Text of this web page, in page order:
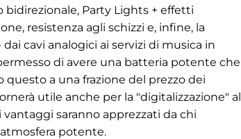
Party Lights + effetti
resistenza agli schizzi e, infine, la
cavi analogici ai servizi di musica in
di avere una batteria potente che
a una frazione del prezzo dei
utile anche per la "digitalizzazione" al
saranno apprezzati da chi
potente.